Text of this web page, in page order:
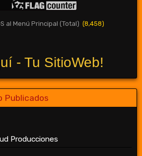
al Menú Principal (Total) (8,458)
- Tu SitioWeb!
Publicados
Producciones